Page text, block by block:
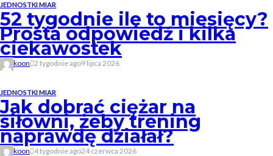
JEDNOSTKI MIAR
52 tygodnie ile to miesięcy?
Prosta odpowiedź i kilka
ciekawostek
koon 2 tygodnie ago9 lipca 2026
JEDNOSTKI MIAR
Jak dobrać ciężar na
siłowni, żeby trening
naprawdę działał?
koon 4 tygodnie ago24 czerwca 2026